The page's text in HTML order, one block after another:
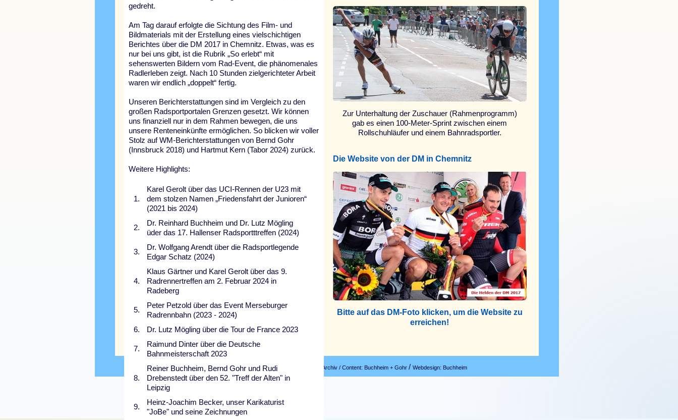
Zur Unterhaltung der Zuschauer (Rahmenprogramm)
gab es einen 100-Meter-Sprint zwischen einem
Rollschuhläufer und einem Bahnradsportler.
Die Website von der DM in Chemnitz
Bitte auf das DM-Foto klicken, um die Website zu
erreichen!
gedreht.
Am Tag darauf erfolgte die Sichtung des Film- und
Bildmaterials mit der Erstellung eines vielschichtigen
Berichtes über die DM 2017 in Chemnitz. Etwas, was es
nur bei uns gibt, ist die Rubrik „So erlebt“ mit
sehenswerten Bildern vom Rad-Event, die phänomenales
Radlerleben zeigt. Nach 10 Stunden zielgerichteter Arbeit
waren wir endlich „doppelt“ fertig.
Unseren Berichterstattungen sind im Vergleich zu den
großen Radsportportalen Grenzen gesetzt. Wir können
uns finanziell nur in dem Rahmen bewegen, die uns
unsere Renteneinkünfte ermöglichen. So blicken wir voller
Stolz auf WM-Berichterstattungen von Bernd Gohr
(Innsbruck 2018) und Hartmut Kern (Tabor 2024) zurück.
Weitere Highlights:
1.
Karel Gerolt über das UCI-Rennen der U23 mit
dem stolzen Namen „Friedensfahrt der Junioren“
(2021 bis 2024)
2.
Dr. Reinhard Buchheim und Dr. Lutz Mögling
üder das 17. Hallenser Radsportttreffen (2024)
3.
Dr. Wolfgang Arendt über die Radsportlegende
Edgar Schatz (2024)
4.
Klaus Gärtner und Karel Gerolt über das 9.
Radrennertreffen am 2. Februar 2024 in
Radeberg
5.
Peter Petzold über das Event Merseburger
Radrennbahn (2023 - 2024)
6.
Dr. Lutz Mögling über die Tour de France 2023
7.
Raimund Dinter über die Deutsche
Bahnmeisterschaft 2023
8.
Reiner Buchheim, Bernd Gohr und Rudi
Drebenstedt über den 52. "Treff der Alten" in
Leipzig
9.
Heinz-Joachim Becker, unser Karikaturist
"JoBe" und seine Zeichnungen
© 2024 radsportonline.com / Fotos: Täve-Team-online-Archiv / Content: Buchheim + Gohr / Webdesign: Buchheim